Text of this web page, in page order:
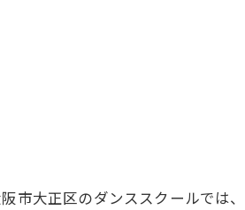
市大正区のダンススクールでは